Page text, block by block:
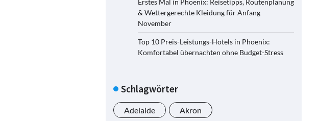
Erstes Mal in Phoenix: Reisetipps, Routenplanung
& Wettergerechte Kleidung für Anfang
November
Top 10 Preis-Leistungs-Hotels in Phoenix:
Komfortabel übernachten ohne Budget-Stress
Schlagwörter
Adelaide Akron